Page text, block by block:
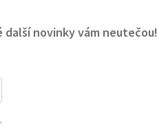
další novinky vám neutečou!
.